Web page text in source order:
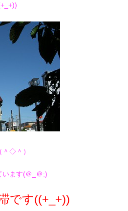
＾◇＾）
います(＠_＠;)
です((+_+))